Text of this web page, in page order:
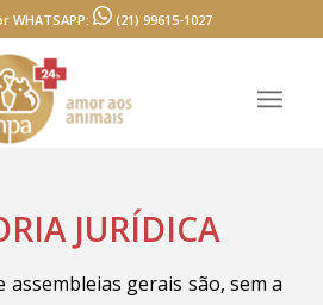
WHATSAPP: (21) 99615-1027
JURÍDICA
assembleias gerais são, sem a